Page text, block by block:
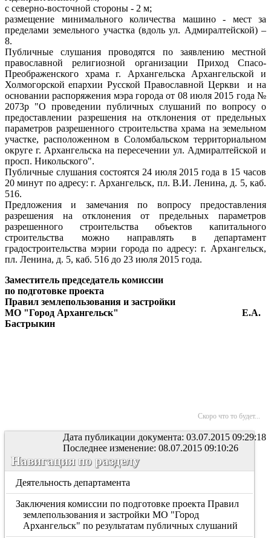
с северно-восточной стороны - 2 м;
размещение минимального количества машино - мест за
пределами земельного участка (вдоль ул. Адмиралтейской) –
8.
Публичные слушания проводятся по заявлению местной
православной религиозной организации Приход Спасо-
Преображенского храма г. Архангельска Архангельской и
Холмогорской епархии Русской Православной Церкви и на
основании распоряжения мэра города от 08 июля 2015 года №
2073р "О проведении публичных слушаний по вопросу о
предоставлении разрешения на отклонения от предельных
параметров разрешенного строительства храма на земельном
участке, расположенном в Соломбальском территориальном
округе г. Архангельска на пересечении ул. Адмиралтейской и
просп. Никольского".
Публичные слушания состоятся 24 июля 2015 года в 15 часов
20 минут по адресу: г. Архангельск, пл. В.И. Ленина, д. 5, каб.
516.
Предложения и замечания по вопросу предоставления
разрешения на отклонения от предельных параметров
разрешенного строительства объектов капитального
строительства можно направлять в департамент
градостроительства мэрии города по адресу: г. Архангельск,
пл. Ленина, д. 5, каб. 516 до 23 июля 2015 года.
Заместитель председатель комиссии
по подготовке проекта
Правил землепользования и застройки
МО "Город Архангельск" Е.А.
Бастрыкин
Скоро что то будет...
Дата публикации документа: 03.07.2015 09:29:18
Последнее изменение: 08.07.2015 09:10:26
Навигация по разделу
Деятельность департамента
Заключения комиссии по подготовке проекта Правил
землепользования и застройки МО "Город
Архангельск" по результатам публичных слушаний